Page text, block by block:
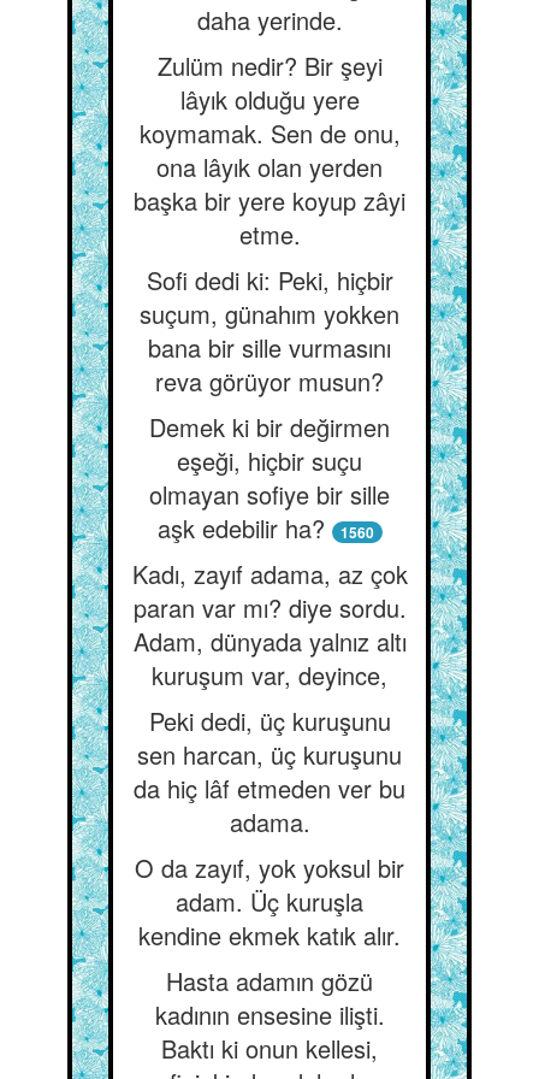
daha yerinde.
Zulüm nedir? Bir şeyi
lâyık olduğu yere
koymamak. Sen de onu,
ona lâyık olan yerden
başka bir yere koyup zâyi
etme.
Sofi dedi ki: Peki, hiçbir
suçum, günahım yokken
bana bir sille vurmasını
reva görüyor musun?
Demek ki bir değirmen
eşeği, hiçbir suçu
olmayan sofiye bir sille
aşk edebilir ha?
1560
Kadı, zayıf adama, az çok
paran var mı? diye sordu.
Adam, dünyada yalnız altı
kuruşum var, deyince,
Peki dedi, üç kuruşunu
sen harcan, üç kuruşunu
da hiç lâf etmeden ver bu
adama.
O da zayıf, yok yoksul bir
adam. Üç kuruşla
kendine ekmek katık alır.
Hasta adamın gözü
kadının ensesine ilişti.
Baktı ki onun kellesi,